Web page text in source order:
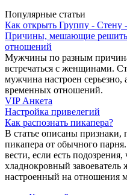
Популярные статьи
Как открыть Группу - Стену
Причины, мешающие
отношений
Мужчины по разным
встречаться с женщинами.
мужчина настроен серьезно,
временных отношений.
VIP Анкета
Настройка привелегий
Как распознать пикапера?
В статье описаны
пикапера от обычного
вести, если есть
хладнокровный завоеватель
настроенный на отношения